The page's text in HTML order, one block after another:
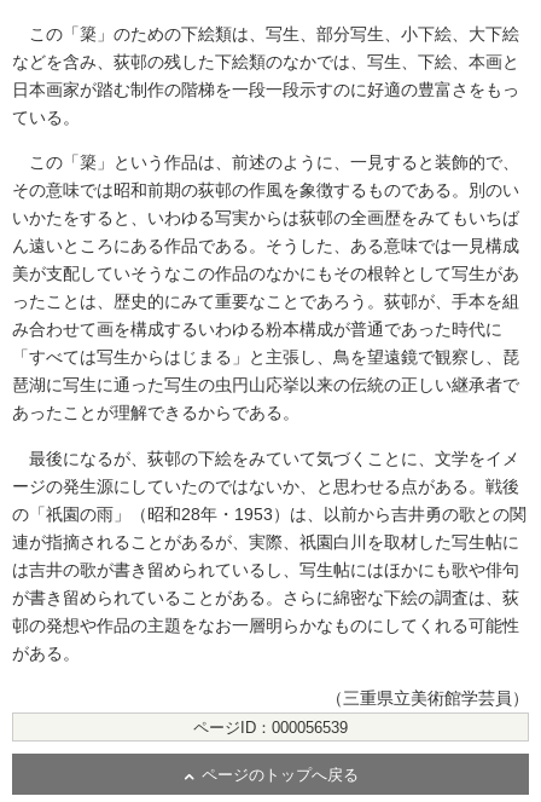
この「簗」のための下絵類は、写生、部分写生、小下絵、大下絵
などを含み、荻邨の残した下絵類のなかでは、写生、下絵、本画と
日本画家が踏む制作の階梯を一段一段示すのに好適の豊富さをもっ
ている。
この「簗」という作品は、前述のように、一見すると装飾的で、
その意味では昭和前期の荻邨の作風を象徴するものである。別のい
いかたをすると、いわゆる写実からは荻邨の全画歴をみてもいちば
ん遠いところにある作品である。そうした、ある意味では一見構成
美が支配していそうなこの作品のなかにもその根幹として写生があ
ったことは、歴史的にみて重要なことであろう。荻邨が、手本を組
み合わせて画を構成するいわゆる粉本構成が普通であった時代に
「すべては写生からはじまる」と主張し、鳥を望遠鏡で観察し、琵
琶湖に写生に通った写生の虫円山応挙以来の伝統の正しい継承者で
あったことが理解できるからである。
最後になるが、荻邨の下絵をみていて気づくことに、文学をイメ
ージの発生源にしていたのではないか、と思わせる点がある。戦後
の「祇園の雨」（昭和28年・1953）は、以前から吉井勇の歌との関
連が指摘されることがあるが、実際、祇園白川を取材した写生帖に
は吉井の歌が書き留められているし、写生帖にはほかにも歌や俳句
が書き留められていることがある。さらに綿密な下絵の調査は、荻
邨の発想や作品の主題をなお一層明らかなものにしてくれる可能性
がある。
（三重県立美術館学芸員）
ページID：000056539
ページのトップへ戻る